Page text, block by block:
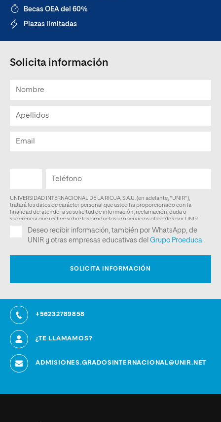
Becas OEA del 60%
Plazas limitadas
Solicita información
+56232789858
¿TE LLAMAMOS?
ADMISIONES.GRADOSINTERNACIONAL@UNIR.NET